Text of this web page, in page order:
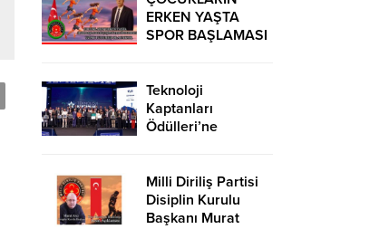
ERKEN YAŞTA
SPOR BAŞLAMASI
UZAK TUTUMUŞ
OLACAKTIR
Teknoloji
Kaptanları
Ödülleri’ne
Milli Diriliş Partisi
Disiplin Kurulu
Başkanı Murat